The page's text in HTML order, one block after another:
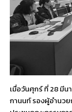
เมื่อวันศุกร์ ที่ 28 มีน
กานนท์ รองผู้อำนว